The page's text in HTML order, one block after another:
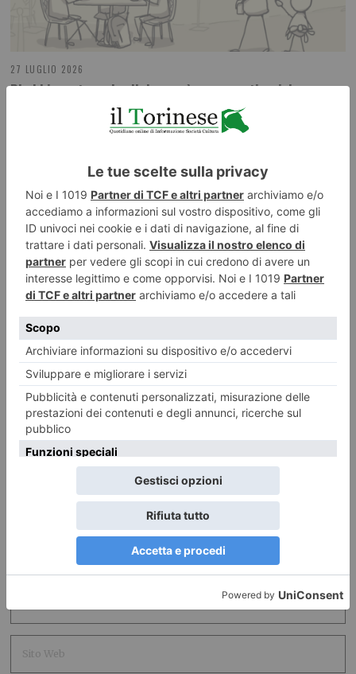
27 LUGLIO 2026
Phubbing, stare al cellulare può essere antisocial
ILTORINESE POST RECENTI
LASCIA UN COMMENTO